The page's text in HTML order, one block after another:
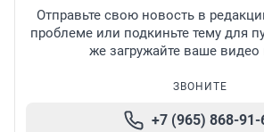
Отправьте свою новость в
проблеме или подкиньте тему для
же загружайте ваше видео
ЗВОНИТЕ
+7 (965) 868-91-